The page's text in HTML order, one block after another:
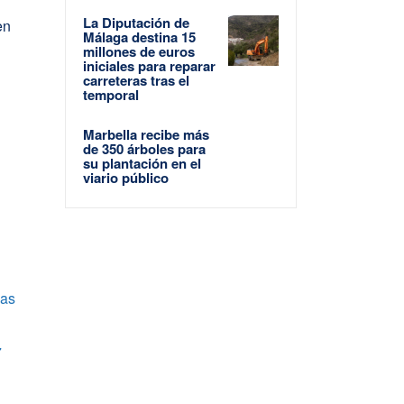
La Diputación de
Málaga destina 15
millones de euros
iniciales para reparar
carreteras tras el
temporal
Marbella recibe más
de 350 árboles para
su plantación en el
viario público